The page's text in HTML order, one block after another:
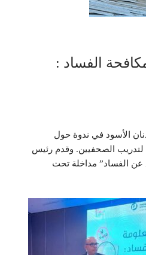
الفساد :
شخص رئيسها السيد عدنان الأسود في ندوة حول
لتدريب الصحفيين. وقدم رئيس
عن الفساد” مداخلة تحت